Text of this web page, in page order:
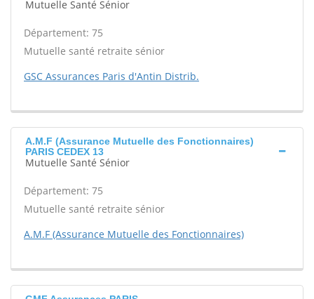
Mutuelle Santé Sénior
Département: 75
Mutuelle santé retraite sénior
GSC Assurances Paris d'Antin Distrib.
A.M.F (Assurance Mutuelle des Fonctionnaires)
PARIS CEDEX 13
Mutuelle Santé Sénior
Département: 75
Mutuelle santé retraite sénior
A.M.F (Assurance Mutuelle des Fonctionnaires)